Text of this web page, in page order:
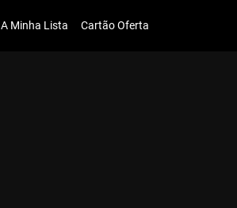
A Minha Lista Cartão Oferta